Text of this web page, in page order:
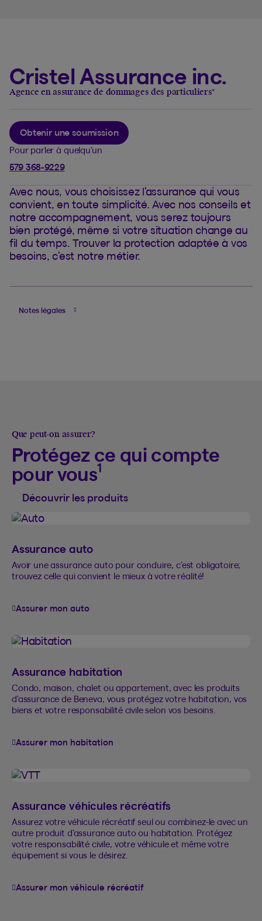
Cristel Assurance inc.
Agence en assurance de dommages des particuliers*
Pour parler à quelqu’un
579 368-9229
Obtenir une soumission
Avec nous, vous choisissez l’assurance qui vous
convient, en toute simplicité. Avec nos conseils et
notre accompagnement, vous serez toujours
bien protégé, même si votre situation change au
fil du temps. Trouver la protection adaptée à vos
besoins, c’est notre métier.
Notes légales
Que peut-on assurer?
Protégez ce qui compte
pour vous1
Découvrir les produits
Assurance auto
Avoir une assurance auto pour conduire, c’est obligatoire;
trouvez celle qui convient le mieux à votre réalité!
Assurer mon auto
Assurance habitation
Condo, maison, chalet ou appartement, avec les produits
d’assurance de Beneva, vous protégez votre habitation, vos
biens et votre responsabilité civile selon vos besoins.
Assurer mon habitation
Assurance véhicules récréatifs
Assurez votre véhicule récréatif seul ou combinez-le avec un
autre produit d’assurance auto ou habitation. Protégez
votre responsabilité civile, votre véhicule et même votre
équipement si vous le désirez.
Assurer mon véhicule récréatif